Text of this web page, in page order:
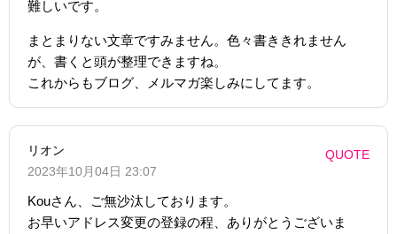
難しいです。
まとまりない文章ですみません。色々書ききれません
が、書くと頭が整理できますね。
これからもブログ、メルマガ楽しみにしてます。
リオン
2023年10月04日 23:07
QUOTE
Kouさん、ご無沙汰しております。
お早いアドレス変更の登録の程、ありがとうございま